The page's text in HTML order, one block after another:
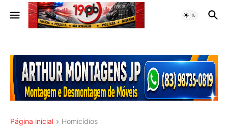
Página inicial Homicídios